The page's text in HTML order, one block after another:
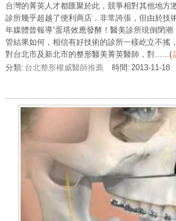
台灣的菁英人才都匯聚於此，競爭相對其他地方
診所幾乎超越了便利商店，非常誇張，但由於技
年媒體曾報導“蛋塔效應發酵！醫美診所現倒閉潮
管結果如何，相信有好技術的診所一樣屹立不搖
對台北市及新北市的整形醫美菁英醫師，對...... (
分類: 台北整形權威醫師推薦 時間: 2013-11-18